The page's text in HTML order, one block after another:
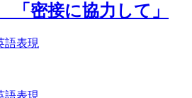
「密接に協力して」
語表現
語表現